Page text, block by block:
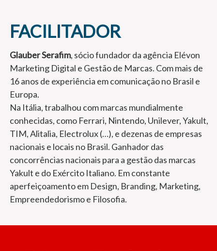
FACILITADOR
Glauber Serafim, sócio fundador da agência Elévon
Marketing Digital e Gestão de Marcas. Com mais de
16 anos de experiência em comunicação no Brasil e
Europa.
Na Itália, trabalhou com marcas mundialmente
conhecidas, como Ferrari, Nintendo, Unilever, Yakult,
TIM, Alitalia, Electrolux (…), e dezenas de empresas
nacionais e locais no Brasil. Ganhador das
concorrências nacionais para a gestão das marcas
Yakult e do Exército Italiano. Em constante
aperfeiçoamento em Design, Branding, Marketing,
Empreendedorismo e Filosofia.